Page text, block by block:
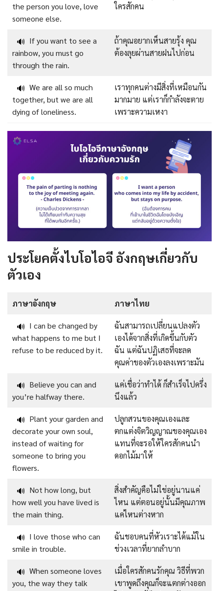
the person you love, love
someone else.
ใครสักคน
🔊 If you want to see a
rainbow, you must go
through the rain.
ถ้าคุณอยากเห็นสายรุ้ง คุณ
ต้องลุยผ่านสายฝนไปก่อน
🔊 We are all so much
together, but we are all
dying of loneliness.
เราทุกคนต่างมีสิ่งที่เหมือนกัน
มากมาย แต่เราก็กำลังจะตาย
เพราะความเหงา
ประโยคตั้งไบโอไอจี อังกฤษเกี่ยวกับ
ตัวเอง
ภาษาอังกฤษ ภาษาไทย
🔊 I can be changed by
what happens to me but I
refuse to be reduced by it.
ฉันสามารถเปลี่ยนแปลงตัว
เองได้จากสิ่งที่เกิดขึ้นกับตัว
ฉัน แต่ฉันปฏิเสธที่จะลด
คุณค่าของตัวเองลงเพราะมัน
🔊 Believe you can and
you’re halfway there.
แค่เชื่อว่าทำได้ ก็สำเร็จไปครึ่ง
นึงแล้ว
🔊 Plant your garden and
decorate your own soul,
instead of waiting for
someone to bring you
flowers.
ปลูกสวนของคุณเองและ
ตกแต่งจิตวิญญาณของคุณเอง
แทนที่จะรอให้ใครสักคนนำ
ดอกไม้มาให้
🔊 Not how long, but
how well you have lived is
the main thing.
สิ่งสำคัญคือไม่ใช่อยู่นานแค่
ไหน แต่ตอนอยู่นั้นมีคุณภาพ
แค่ไหนต่างหาก
🔊 I love those who can
smile in trouble.
ฉันชอบคนที่หัวเราะได้แม้ใน
ช่วงเวลาที่ยากลำบาก
🔊 When someone loves
you, the way they talk
เมื่อใครสักคนรักคุณ วิธีที่พวก
เขาพูดถึงคุณก็จะแตกต่างออก